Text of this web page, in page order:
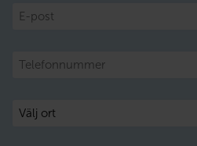
E-
post
Telefon
Välj
ort